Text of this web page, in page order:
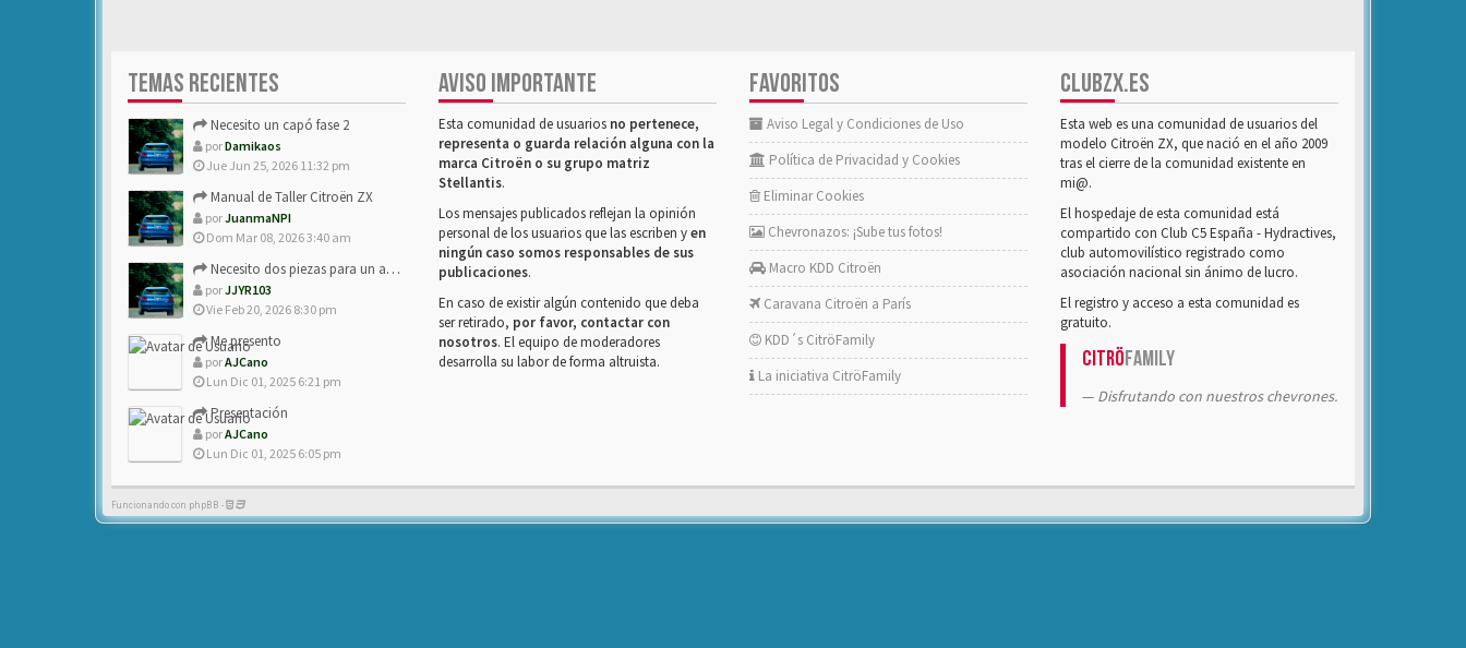
TEMAS RECIENTES
Necesito un capó fase 2
porDamikaos
Jue Jun 25, 2026 11:32 pm
Manual de Taller Citroën ZX
porJuanmaNPI
Dom Mar 08, 2026 3:40 am
Necesito dos piezas para un amigo con ZX.
porJJYR103
Vie Feb 20, 2026 8:30 pm
Me presento
porAJCano
Lun Dic 01, 2025 6:21 pm
Presentación
porAJCano
Lun Dic 01, 2025 6:05 pm
AVISO IMPORTANTE
Esta comunidad de usuarios no pertenece,
representa o guarda relación alguna con la
marca Citroën o su grupo matriz
Stellantis.
Los mensajes publicados reflejan la opinión
personal de los usuarios que las escriben yen
ningún caso somos responsables de sus
publicaciones.
En caso de existir algún contenido que deba
ser retirado, por favor, contactar con
nosotros. El equipo de moderadores
desarrolla su labor de forma altruista.
FAVORITOS
Aviso Legal y Condiciones de Uso
Política de Privacidad y Cookies
Eliminar Cookies
Chevronazos: ¡Sube tus fotos!
Macro KDD Citroën
Caravana Citroën a París
KDD´s CitröFamily
La iniciativa CitröFamily
CLUBZX.ES
Esta web es una comunidad de usuarios del
modelo Citroën ZX, que nació en el año 2009
tras el cierre de la comunidad existente en
mi@.
El hospedaje de esta comunidad está
compartido con Club C5 España - Hydractives,
club automovilístico registrado como
asociación nacional sin ánimo de lucro.
El registro y acceso a esta comunidad es
gratuito.
CitröFamily
Disfrutando con nuestros chevrones.
Funcionando con phpBB -